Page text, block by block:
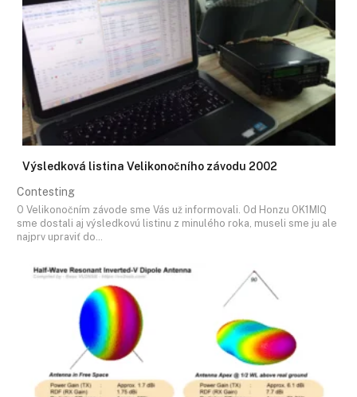
Výsledková listina Velikonočního závodu 2002
Contesting
O Velikonočním závode sme Vás už informovali. Od Honzu OK1MIQ
sme dostali aj výsledkovú listinu z minulého roka, museli sme ju ale
najprv upraviť do…